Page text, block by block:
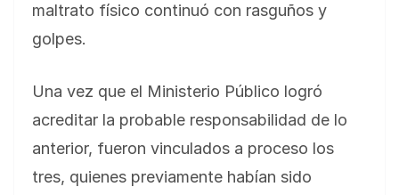
maltrato físico continuó con rasguños y
golpes.
Una vez que el Ministerio Público logró
acreditar la probable responsabilidad de lo
anterior, fueron vinculados a proceso los
tres, quienes previamente habían sido